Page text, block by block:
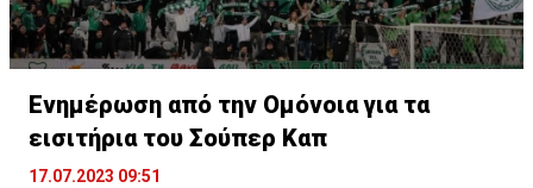
Ενημέρωση από την Ομόνοια για τα
εισιτήρια του Σούπερ Καπ
17.07.2023 09:51